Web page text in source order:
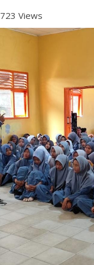
723 Views